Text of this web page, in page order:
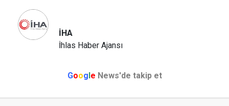
İHA
İhlas Haber Ajansı
Google News'de takip et